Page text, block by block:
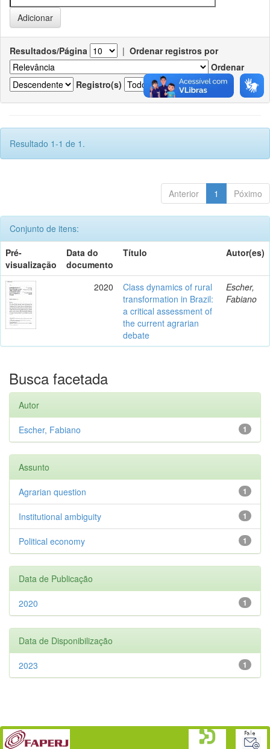
Resultados/Página | Ordenar registros por
Ordenar
Registro(s)
Resultado 1-1 de 1.
Anterior 1 Póximo
Conjunto de itens:
Pré-
visualização
Data do
documento
Título Autor(es)
2020
Class dynamics of rural
transformation in Brazil:
a critical assessment of
the current agrarian
debate
Escher,
Fabiano
Busca facetada
Autor
1
Escher, Fabiano
Assunto
1
Agrarian question
1
Institutional ambiguity
1
Political economy
Data de Publicação
1
2020
Data de Disponibilização
1
2023